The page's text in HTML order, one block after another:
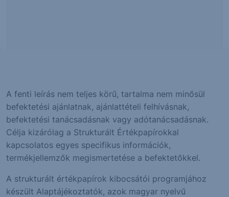
A fenti leírás nem teljes körű, tartalma nem minősül
befektetési ajánlatnak, ajánlattételi felhívásnak,
befektetési tanácsadásnak vagy adótanácsadásnak.
Célja kizárólag a Strukturált Értékpapírokkal
kapcsolatos egyes specifikus információk,
termékjellemzők megismertetése a befektetőkkel.
A strukturált értékpapírok kibocsátói programjához
készült Alaptájékoztatók, azok magyar nyelvű